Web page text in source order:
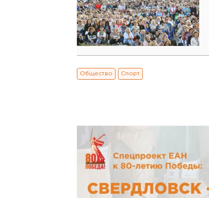
Общество Спорт